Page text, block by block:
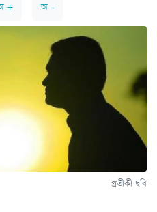
+
অ -
প্রতীকী ছবি